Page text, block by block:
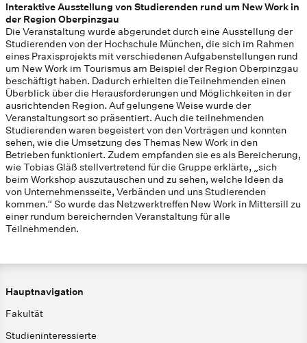
Interaktive Ausstellung von Studierenden rund um New Work in
der Region Oberpinzgau
Die Veranstaltung wurde abgerundet durch eine Ausstellung der
Studierenden von der Hochschule München, die sich im Rahmen
eines Praxisprojekts mit verschiedenen Aufgabenstellungen rund
um New Work im Tourismus am Beispiel der Region Oberpinzgau
beschäftigt haben. Dadurch erhielten dieTeilnehmenden einen
Überblick über die Herausforderungen und Möglichkeiten in der
ausrichtenden Region. Auf gelungene Weise wurde der
Veranstaltungsort so präsentiert. Auch die teilnehmenden
Studierenden waren begeistert von den Vorträgen und konnten
sehen, wie die Umsetzung des Themas New Work in den
Betrieben funktioniert. Zudem empfanden sie es als Bereicherung,
wie Tobias Gläß stellvertretend für die Gruppe erklärte, „sich
beim Workshop auszutauschen und zu sehen, welche Ideen da
von Unternehmensseite, Verbänden und uns Studierenden
kommen.“ So wurde das Netzwerktreffen New Work in Mittersill zu
einer rundum bereichernden Veranstaltung für alle
Teilnehmenden.
Hauptnavigation
Fakultät
Studieninteressierte